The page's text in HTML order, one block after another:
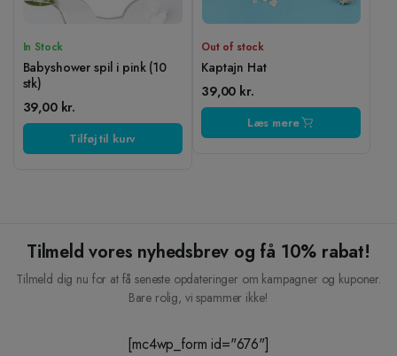
In Stock
Babyshower spil i pink (10
stk)
39,00 kr.
Tilføj til kurv
Out of stock
Kaptajn Hat
39,00 kr.
Læs mere
Tilmeld vores nyhedsbrev og få 10% rabat!
Tilmeld dig nu for at få seneste opdateringer om kampagner og kuponer.
Bare rolig, vi spammer ikke!
[mc4wp_form id="676"]